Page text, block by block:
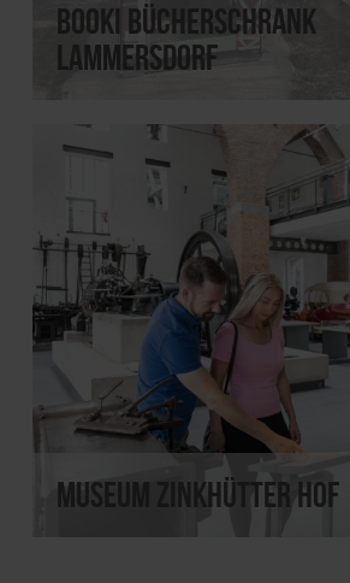
Booki Bücherschrank
Lammersdorf
Museum Zinkhütter Hof